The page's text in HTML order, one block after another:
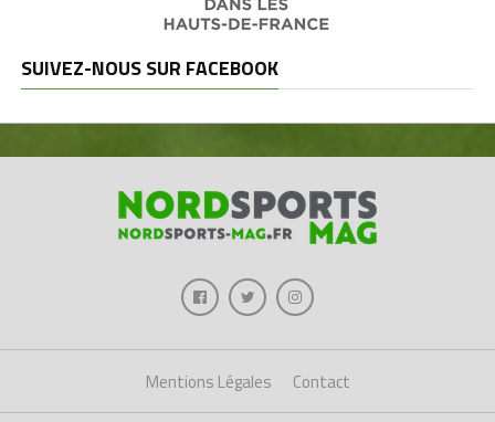
SUIVEZ-NOUS SUR FACEBOOK
Mentions Légales Contact